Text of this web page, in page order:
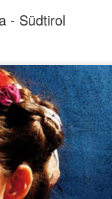
- Südtirol
1
más
Premio Nacional de
Colabora con varias
Ha escrito para Somos el
y colabora con ArgosIs
El dramaturgo mexicano